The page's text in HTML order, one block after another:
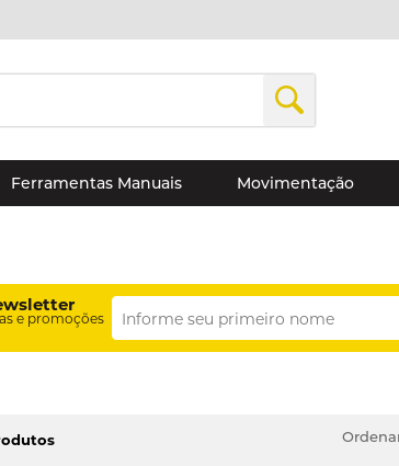
Ferramentas Manuais Movimentação
e promoções